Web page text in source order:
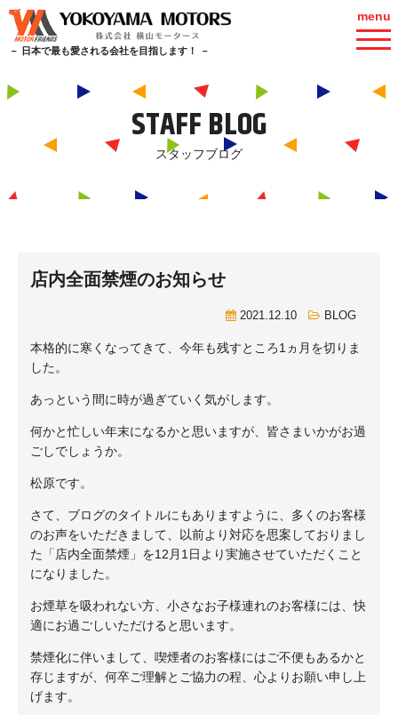
－ 日本で最も愛される会社を目指します！ －
menu
STAFF BLOG
スタッフブログ
店内全面禁煙のお知らせ
2021.12.10 BLOG
本格的に寒くなってきて、今年も残すところ1ヵ月を切りま
した。
あっという間に時が過ぎていく気がします。
何かと忙しい年末になるかと思いますが、皆さまいかがお過
ごしでしょうか。
松原です。
さて、ブログのタイトルにもありますように、多くのお客様
のお声をいただきまして、以前より対応を思案しておりまし
た「店内全面禁煙」を12月1日より実施させていただくこと
になりました。
お煙草を吸われない方、小さなお子様連れのお客様には、快
適にお過ごしいただけると思います。
禁煙化に伴いまして、喫煙者のお客様にはご不便もあるかと
存じますが、何卒ご理解とご協力の程、心よりお願い申し上
げます。